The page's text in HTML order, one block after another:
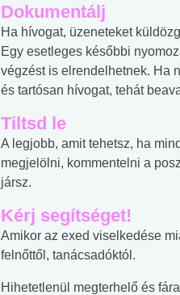
Dokumentálj
Ha hívogat, üzeneteket
Egy esetleges későbbi
végzést is elrendelhetnek. Ha
és tartósan hívogat, tehát
Tiltsd le
A legjobb, amit tehetsz, ha
megjelölni, kommentelni a
jársz.
Kérj segítséget!
Amikor az exed viselkedése
felnőttől, tanácsadóktól.
Hihetetlenül megterhelő és